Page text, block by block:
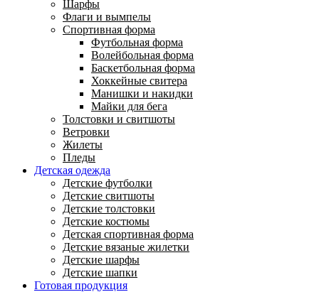
Шарфы
Флаги и вымпелы
Спортивная форма
Футбольная форма
Волейбольная форма
Баскетбольная форма
Хоккейные свитера
Манишки и накидки
Майки для бега
Толстовки и свитшоты
Ветровки
Жилеты
Пледы
Детская одежда
Детские футболки
Детские свитшоты
Детские толстовки
Детские костюмы
Детская спортивная форма
Детские вязаные жилетки
Детские шарфы
Детские шапки
Готовая продукция